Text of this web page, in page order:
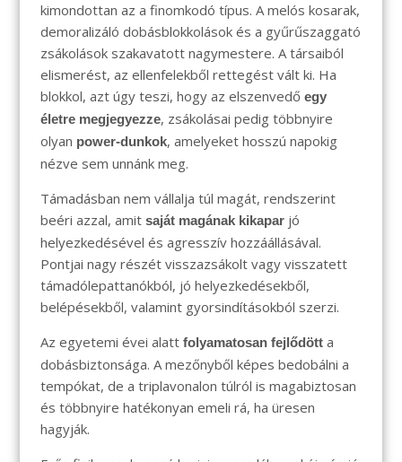
kimondottan az a finomkodó típus. A melós kosarak,
demoralizáló dobásblokkolások és a gyűrűszaggató
zsákolások szakavatott nagymestere. A társaiból
elismerést, az ellenfelekből rettegést vált ki. Ha
blokkol, azt úgy teszi, hogy az elszenvedő egy
életre megjegyezze, zsákolásai pedig többnyire
olyan power-dunkok, amelyeket hosszú napokig
nézve sem unnánk meg.
Támadásban nem vállalja túl magát, rendszerint
beéri azzal, amit saját magának kikaparjó
helyezkedésével és agresszív hozzáállásával.
Pontjai nagy részét visszazsákolt vagy visszatett
támadólepattanókból, jó helyezkedésekből,
belépésekből, valamint gyorsindításokból szerzi.
Az egyetemi évei alatt folyamatosan fejlődötta
dobásbiztonsága. A mezőnyből képes bedobálni a
tempókat, de a triplavonalon túlról is magabiztosan
és többnyire hatékonyan emeli rá, ha üresen
hagyják.